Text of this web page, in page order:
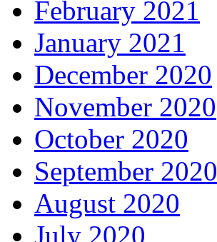
February 2021
January 2021
December 2020
November 2020
October 2020
September 2020
August 2020
July 2020